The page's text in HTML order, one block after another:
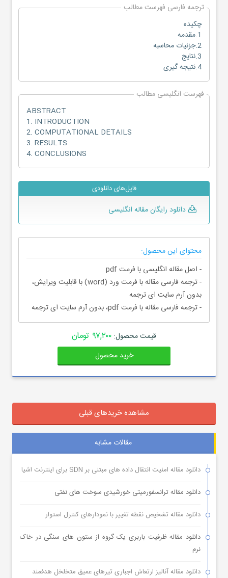
ترجمه فارسی فهرست مطالب
چکیده
1.مقدمه
2.جزئیات محاسبه
3.نتایج
4.نتیجه گیری
فهرست انگلیسی مطالب
ABSTRACT
1. INTRODUCTION
2. COMPUTATIONAL DETAILS
3. RESULTS
4. CONCLUSIONS
فایل‌های دانلودی
دانلود رایگان مقاله انگلیسی
محتوای این محصول:
- اصل مقاله انگلیسی با فرمت pdf
- ترجمه فارسی مقاله با فرمت ورد (word) با قابلیت ویرایش،
بدون آرم سایت ای ترجمه
- ترجمه فارسی مقاله با فرمت pdf، بدون آرم سایت ای ترجمه
قیمت محصول: ۹۷,۲۰۰ تومان
خرید محصول
مشاهده خریدهای قبلی
مقالات مشابه
دانلود مقاله امنیت انتقال داده های مبتنی بر SDN برای اینترنت اشیا
دانلود مقاله ترانسفورمیتی خورشیدی سوخت های نفتی
دانلود مقاله تشخیص نقطه تغییر با نمودارهای کنترل استوار
دانلود مقاله ظرفیت باربری یک گروه از ستون های سنگی در خاک
نرم
دانلود مقاله آنالیز ارتعاش اجباری تیرهای عمیق متخلخل هدفمند